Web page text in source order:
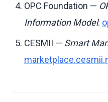
OPC Foundation —
Information Model.
CESMII — Smart